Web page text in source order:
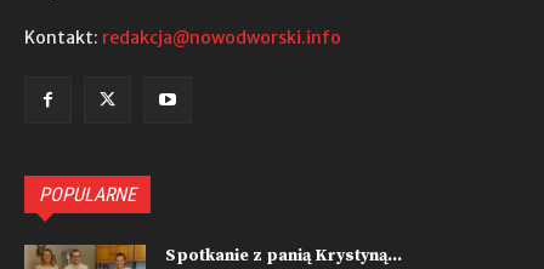
Kontakt: redakcja@nowodworski.info
POPULARNE
Spotkanie z panią Krystyną...